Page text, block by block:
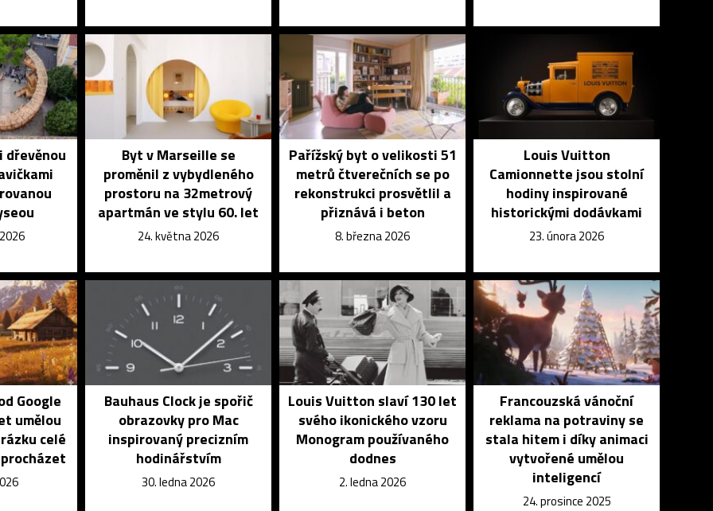
dřevěnou
Byt v Marseille se
proměnil z vybydleného
prostoru na 32metrový
apartmán ve stylu 60. let
24. května 2026
Pařížský byt o velikosti 51
metrů čtverečních se po
rekonstrukci prosvětlil a
přiznává i beton
8. března 2026
Louis Vuitton
Camionnette jsou stolní
hodiny inspirované
historickými dodávkami
23. února 2026
Google
umělou
celé
Bauhaus Clock je spořič
obrazovky pro Mac
inspirovaný precizním
hodinářstvím
30. ledna 2026
Louis Vuitton slaví 130 let
svého ikonického vzoru
Monogram používaného
dodnes
2. ledna 2026
Francouzská vánoční
reklama na potraviny se
stala hitem i díky animaci
vytvořené umělou
inteligencí
24. prosince 2025